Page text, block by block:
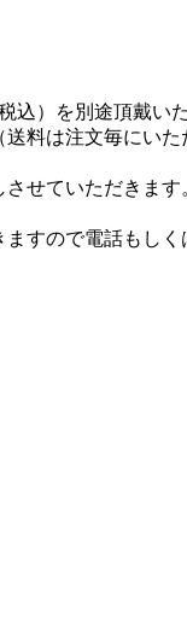
込）を別途頂戴いた
料は注文毎にい
せていただきます
すので電話もしく